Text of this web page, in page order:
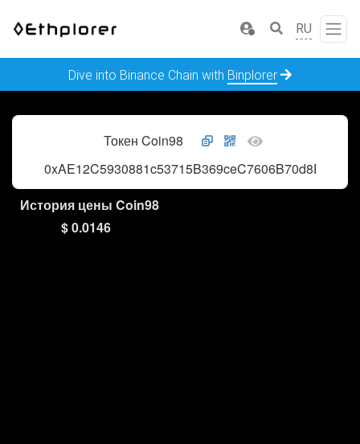
RU
Dive into Binance Chain with Binplorer
Токен Coin98
0xAE12C5930881c53715B369ceC7606B70d8EB229f
История цены Coin98
$ 0.0146